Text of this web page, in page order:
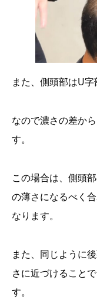
また、側頭部はU字
なので濃さの差か
す。
この場合は、側頭
の薄さになるべく
なります。
また、同じように
さに近づけること
す。